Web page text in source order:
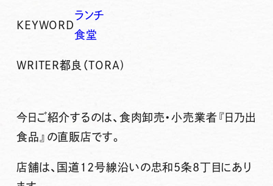
KEYWORD
ランチ
食堂
WRITER都良（TORA)
今日ご紹介するのは、食肉卸売・小売業者 『日乃出
食品』 の直販店です。
店舗は、国道12号線沿いの忠和5条8丁目にあり